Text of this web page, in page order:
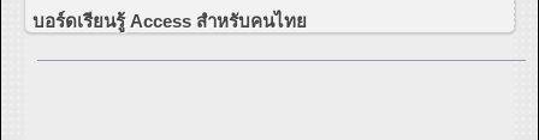
บอร์ดเรียนรู้ Access สำหรับคนไทย